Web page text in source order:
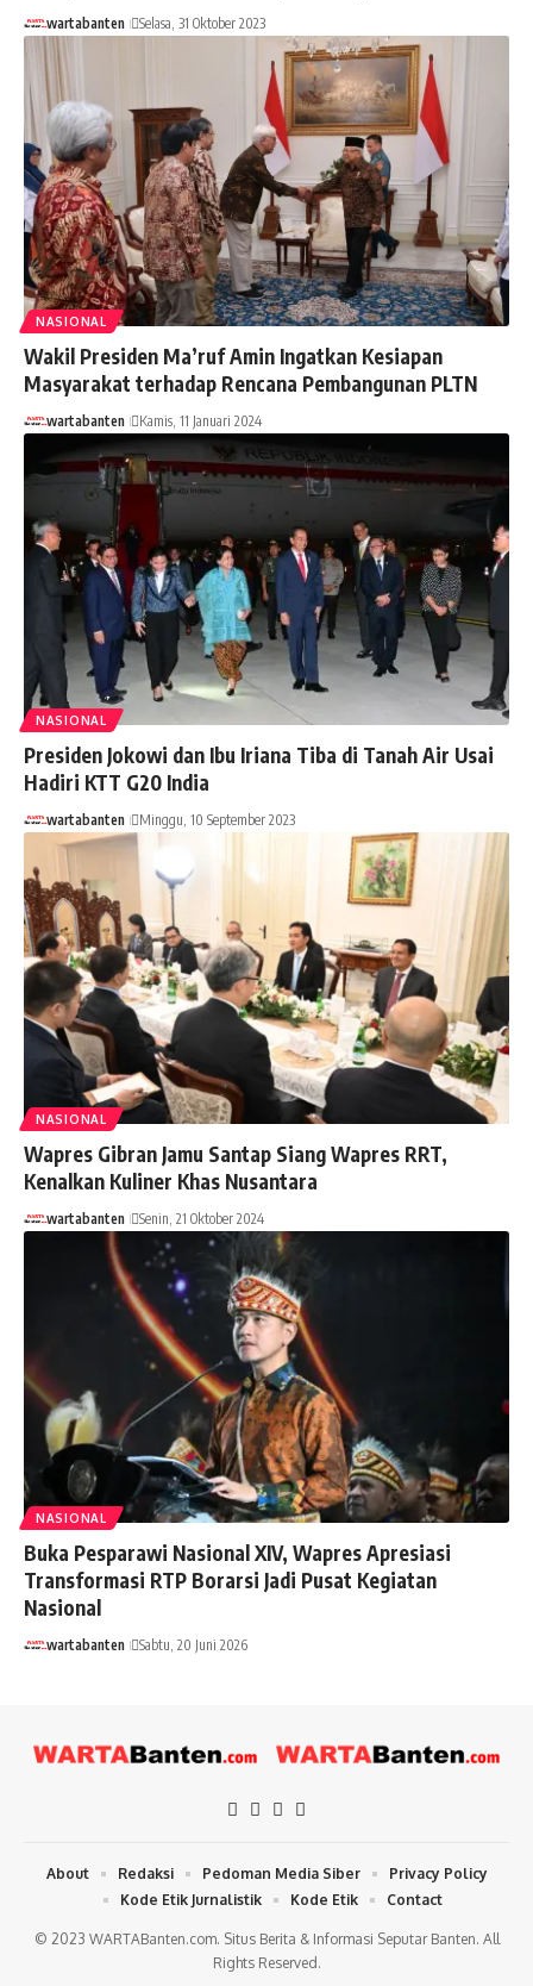
wartabanten Selasa, 31 Oktober 2023
NASIONAL
Wakil Presiden Ma’ruf Amin Ingatkan Kesiapan
Masyarakat terhadap Rencana Pembangunan PLTN
wartabanten Kamis, 11 Januari 2024
NASIONAL
Presiden Jokowi dan Ibu Iriana Tiba di Tanah Air Usai
Hadiri KTT G20 India
wartabanten Minggu, 10 September 2023
NASIONAL
Wapres Gibran Jamu Santap Siang Wapres RRT,
Kenalkan Kuliner Khas Nusantara
wartabanten Senin, 21 Oktober 2024
NASIONAL
Buka Pesparawi Nasional XIV, Wapres Apresiasi
Transformasi RTP Borarsi Jadi Pusat Kegiatan
Nasional
wartabanten Sabtu, 20 Juni 2026
© 2023 WARTABanten.com. Situs Berita & Informasi Seputar Banten. All
Rights Reserved.
About Redaksi Pedoman Media Siber
Privacy Policy
Kode Etik Jurnalistik
Kode Etik Contact